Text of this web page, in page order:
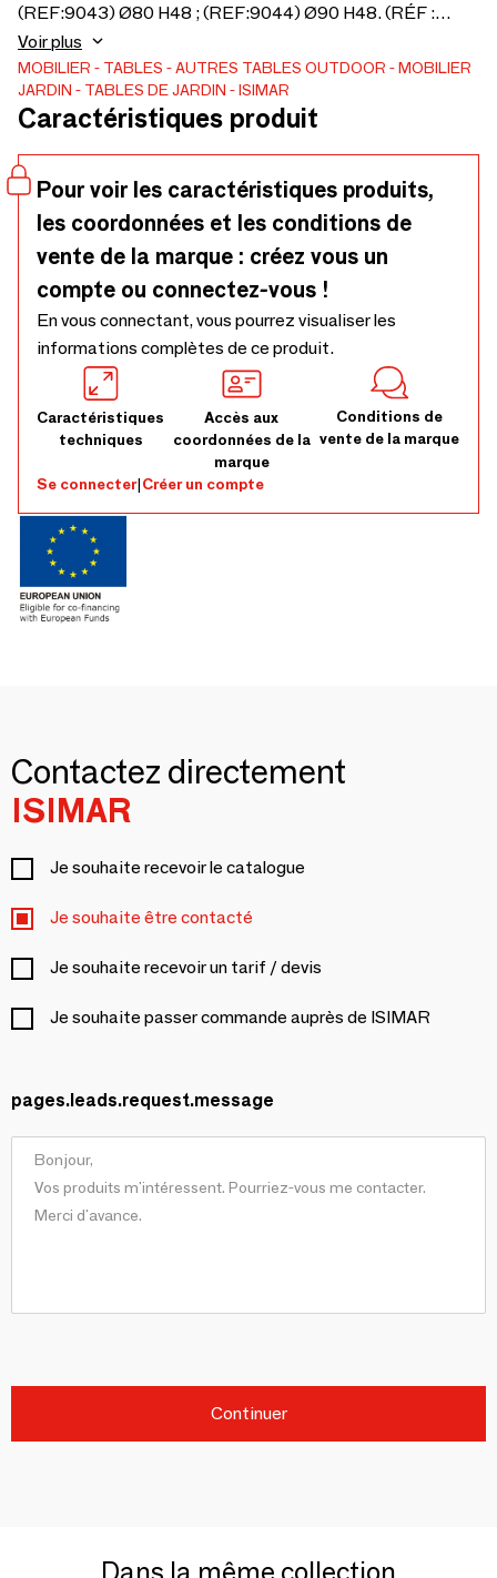
(REF:9043) Ø80 H48 ; (REF:9044) Ø90 H48. (RÉF :
9045) 60X60 H48 ; (RÉF : 9046) 70X70 H48 ; (RÉF :
9047) 80X80 H48 ; (RÉF : 9048) 90X90 H48.
Sélectionnez la couleur du cadre parmi nos 32 finitions
métalliques pour une utilisation en intérieur et en extérieur.
(plateau en HPL et en porcelaine).
Voir plus
MOBILIER TABLES AUTRES TABLES OUTDOOR
MOBILIER
JARDIN
TABLES DE JARDIN ISIMAR
Caractéristiques produit
Pour voir les caractéristiques produits,
les coordonnées et les conditions de
vente de la marque : créez vous un
compte ou connectez-vous !
En vous connectant, vous pourrez visualiser les
informations complètes de ce produit.
Caractéristiques
techniques
Accès aux
coordonnées de la
marque
Conditions de
vente de la marque
Se connecter|Créer un compte
Contactez directement
ISIMAR
Je souhaite recevoir le catalogue
Je souhaite être contacté
Je souhaite recevoir un tarif / devis
Je souhaite passer commande auprès de ISIMAR
pages.leads.request.message
Continuer
Dans la même collection